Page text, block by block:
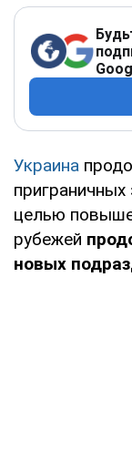
Украина
целью
рубежей
новых